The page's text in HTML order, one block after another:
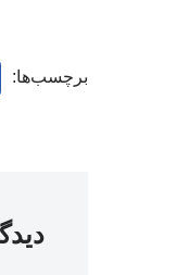
برچسب‌ها: